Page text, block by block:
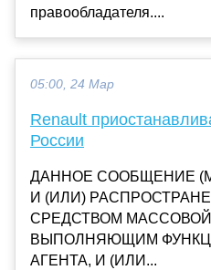
правообладателя....
05:00, 24 Мар
Renault
России
ДАННОЕ СООБЩЕНИЕ
И (ИЛИ)
СРЕДСТВОМ
ВЫПОЛНЯЮЩИМ
АГЕНТА, И (ИЛИ...